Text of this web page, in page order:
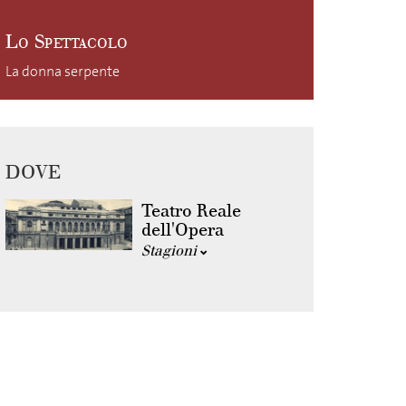
Lo Spettacolo
La donna serpente
DOVE
Teatro Reale
dell'Opera
Stagioni